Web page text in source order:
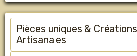
Pièces uniques & Créations
Artisanales